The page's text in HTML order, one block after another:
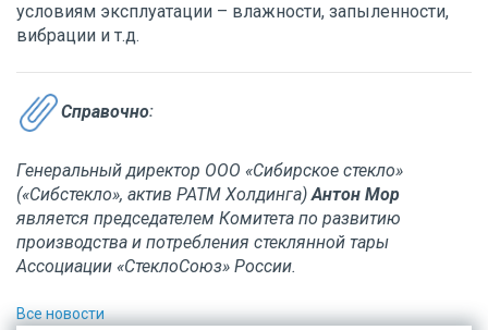
условиям эксплуатации – влажности, запыленности,
вибрации и т.д.
Справочно:
Генеральный директор ООО «Сибирское стекло»
(«Сибстекло», актив РАТМ Холдинга)Антон Мор
является председателем Комитета по развитию
производства и потребления стеклянной тары
Ассоциации «СтеклоСоюз» России.
Все новости